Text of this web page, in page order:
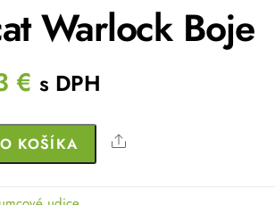
Warlock Boje
€.
€ Current
is:
81.03 €.
s DPH
KOŠÍKA Share